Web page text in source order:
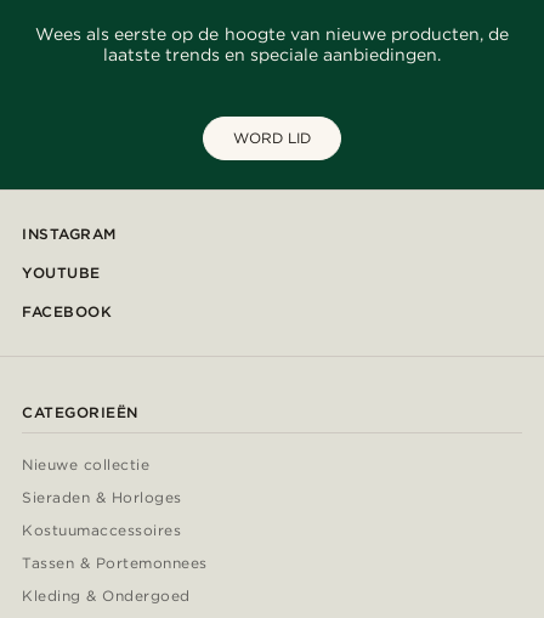
Wees als eerste op de hoogte van nieuwe producten, de
laatste trends en speciale aanbiedingen.
WORD LID
INSTAGRAM
YOUTUBE
FACEBOOK
CATEGORIEËN
Nieuwe collectie
Sieraden & Horloges
Kostuumaccessoires
Tassen & Portemonnees
Kleding & Ondergoed